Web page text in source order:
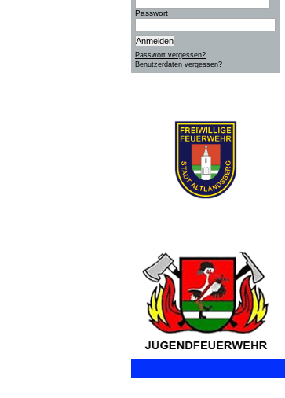
Passwort
Passwort vergessen?
Benutzerdaten vergessen?